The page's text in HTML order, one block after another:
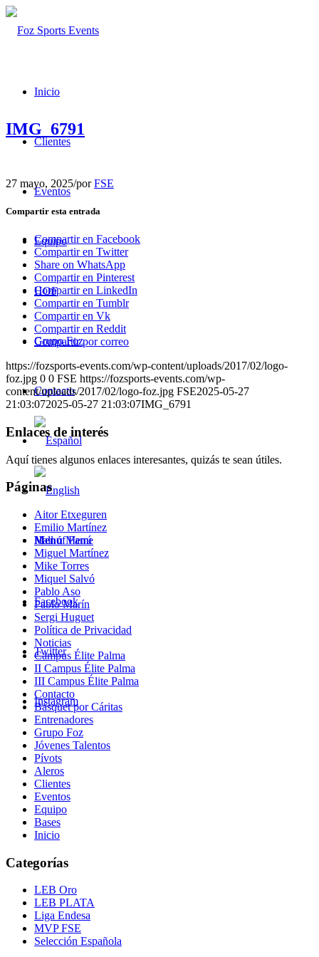
Inicio
Clientes
Eventos
Equipo
HOF
Grupo Foz
Contacto
Menú Menú
Facebook
Twitter
Instagram
IMG_6791
27 mayo, 2025/porFSE
Compartir esta entrada
Compartir en Facebook
Compartir en Twitter
Share on WhatsApp
Compartir en Pinterest
Compartir en LinkedIn
Compartir en Tumblr
Compartir en Vk
Compartir en Reddit
Compartir por correo
https://fozsports-events.com/wp-content/uploads/2017/02/logo-
foz.jpg 0 0 FSE https://fozsports-events.com/wp-
content/uploads/2017/02/logo-foz.jpg FSE2025-05-27
21:03:072025-05-27 21:03:07IMG_6791
Enlaces de interés
Aquí tienes algunos enlaces interesantes, quizás te sean útiles.
Páginas
Aitor Etxeguren
Emilio Martínez
Hall of Fame
Miguel Martínez
Mike Torres
Miquel Salvó
Pablo Aso
Pablo Marín
Sergi Huguet
Política de Privacidad
Noticias
Campus Élite Palma
II Campus Élite Palma
III Campus Élite Palma
Contacto
Básquet por Cáritas
Entrenadores
Grupo Foz
Jóvenes Talentos
Pívots
Aleros
Clientes
Eventos
Equipo
Bases
Inicio
Categorías
LEB Oro
LEB PLATA
Liga Endesa
MVP FSE
Selección Española